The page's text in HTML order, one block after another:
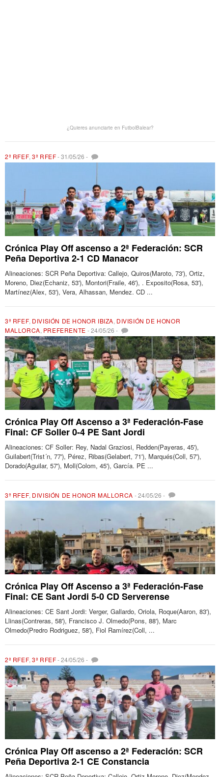
¿Quieres anunciarte en FutbolBalear?
2ª RFEF,3ª RFEF-31/05/26 -
Crónica Play Off ascenso a 2ª Federación: SCR
Peña Deportiva 2-1 CD Manacor
Alineaciones: SCR Peña Deportiva: Callejo, Quiros(Maroto, 73'), Ortiz,
Moreno, Diez(Echaniz, 53'), Montori(Fraile, 46'), . Exposito(Rosa, 53'),
Martínez(Alex, 53'), Vera, Alhassan, Mendez. CD ...
3ª RFEF, DIVISIÓN DE HONOR IBIZA, DIVISIÓN DE HONOR
MALLORCA, PREFERENTE -24/05/26 -
Crónica Play Off Ascenso a 3ª Federación-Fase
Final: CF Soller 0-4 PE Sant Jordi
Alineaciones: CF Soller: Rey, Nadal Graziosi, Redden(Payeras, 45'),
Guilabert(Trist´n, 77'), Pérez, Ribas(Gelabert, 71'), Marqués(Coll, 57'),
Dorado(Aguilar, 57'), Moll(Colom, 45'), García. PE ...
3ª RFEF, DIVISIÓN DE HONOR MALLORCA -24/05/26 -
Crónica Play Off Ascenso a 3ª Federación-Fase
Final: CE Sant Jordi 5-0 CD Serverense
Alineaciones: CE Sant Jordi: Verger, Gallardo, Oriola, Roque(Aaron, 83'),
Llinas(Contreras, 58'), Francisco J. Olmedo(Pons, 88'), Marc
Olmedo(Predro Rodriguez, 58'), Fiol Ramírez(Coll, ...
2ª RFEF,3ª RFEF-24/05/26 -
Crónica Play Off ascenso a 2ª Federación: SCR
Peña Deportiva 2-1 CE Constancia